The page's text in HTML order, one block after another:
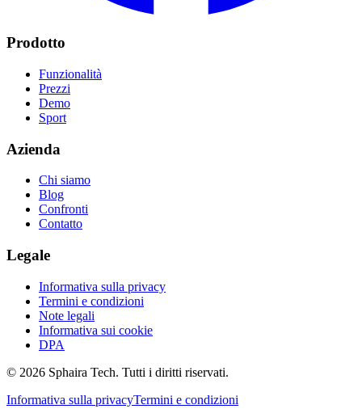
Prodotto
Funzionalità
Prezzi
Demo
Sport
Azienda
Chi siamo
Blog
Confronti
Contatto
Legale
Informativa sulla privacy
Termini e condizioni
Note legali
Informativa sui cookie
DPA
© 2026 Sphaira Tech. Tutti i diritti riservati.
Informativa sulla privacyTermini e condizioni